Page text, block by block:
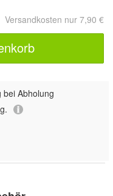
Versandkosten nur 7,90 €
bei Abholung